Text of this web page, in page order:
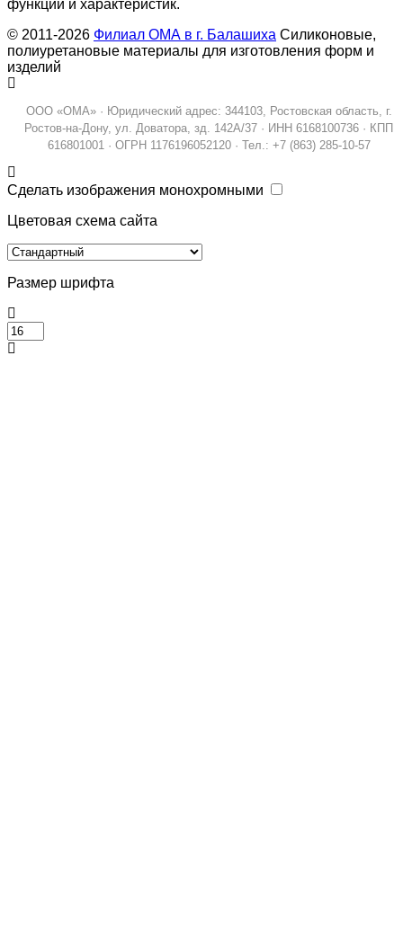
функций и характеристик.
© 2011-2026 Филиал ОМА в г. Балашиха Силиконовые,
полиуретановые материалы для изготовления форм и
изделий
ООО «ОМА» · Юридический адрес: 344103, Ростовская область, г.
Ростов-на-Дону, ул. Доватора, зд. 142А/37 · ИНН 6168100736 · КПП
616801001 · ОГРН 1176196052120 · Тел.: +7 (863) 285-10-57
Сделать изображения монохромными
Цветовая схема сайта
Размер шрифта